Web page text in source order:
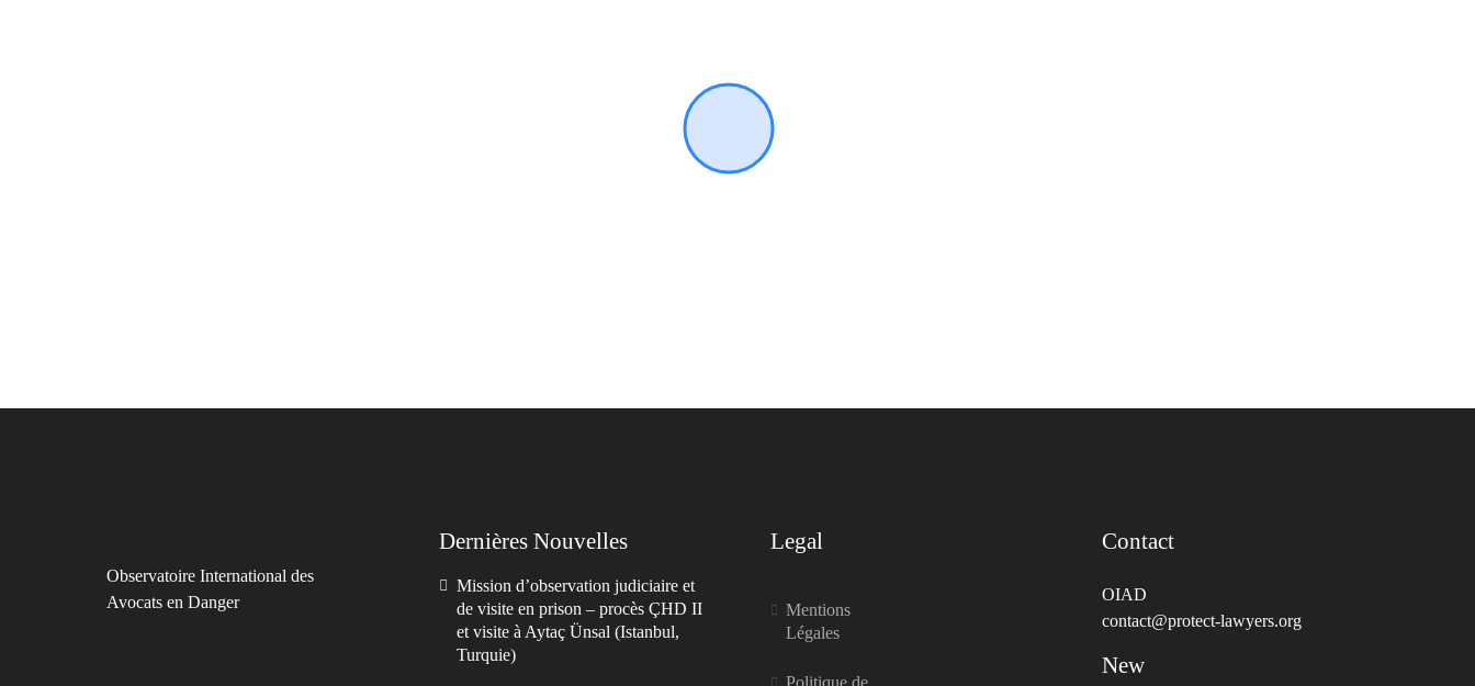
Observatoire International des
Avocats en Danger
Dernières Nouvelles
Mission d’observation judiciaire et
de visite en prison – procès ÇHD II
et visite à Aytaç Ünsal (Istanbul,
Turquie)
Legal
Mentions
Légales
Politique de
Contact
OIAD
contact@protect-lawyers.org
New